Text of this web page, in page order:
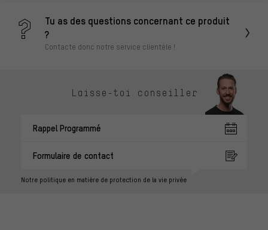
Tu as des questions concernant ce produit
?
Contacte donc notre service clientèle !
Laisse-toi conseiller
Rappel Programmé
Formulaire de contact
Notre politique en matière de protection de la vie privée